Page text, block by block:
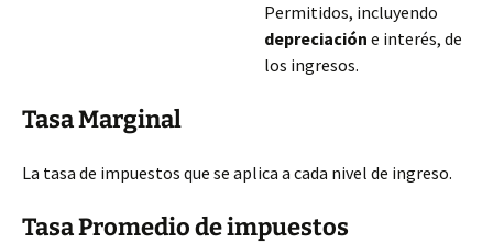
Permitidos, incluyendo
depreciación e interés, de
los ingresos.
Tasa Marginal
La tasa de impuestos que se aplica a cada nivel de ingreso.
Tasa Promedio de impuestos